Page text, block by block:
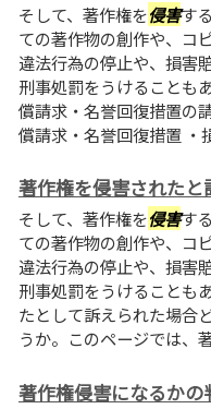
そして、著作権を侵害す
ての著作物の創作や、コ
違法行為の停止や、損害
刑事処罰をうけることも
償請求・名誉回復措置の
償請求・名誉回復措置 ・
著作権を侵害されたと
そして、著作権を侵害す
ての著作物の創作や、コ
違法行為の停止や、損害
刑事処罰をうけることも
たとして訴えられた場合
うか。このページでは、
著作権侵害になるかの